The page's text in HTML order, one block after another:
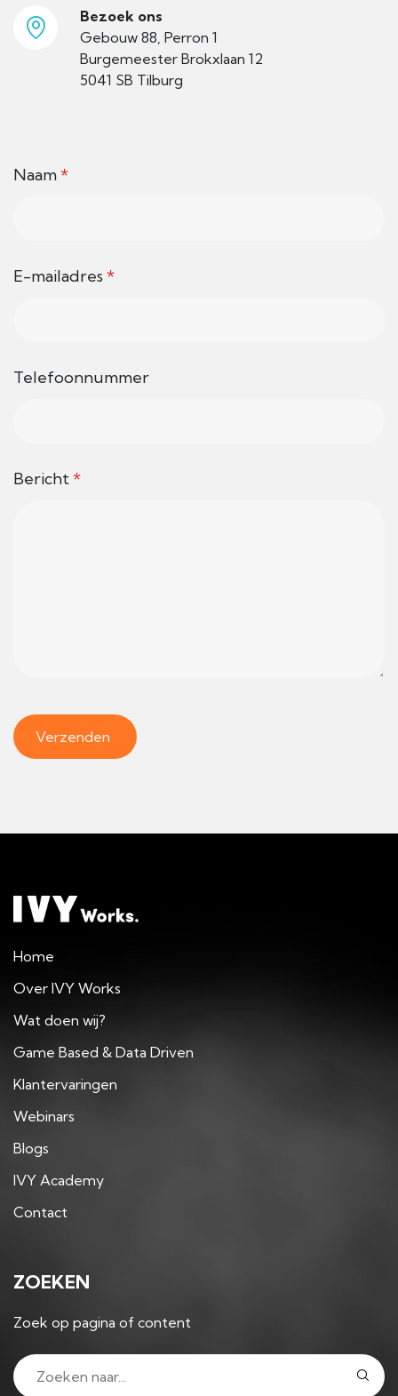
Bezoek ons
Gebouw 88, Perron 1
Burgemeester Brokxlaan 12
5041 SB Tilburg
Naam*
E-mailadres *
Telefoonnummer
Bericht*
Home
Over IVY Works
Wat doen wij?
Game Based & Data Driven
Klantervaringen
Webinars
Blogs
IVY Academy
Contact
ZOEKEN
Zoek op pagina of content